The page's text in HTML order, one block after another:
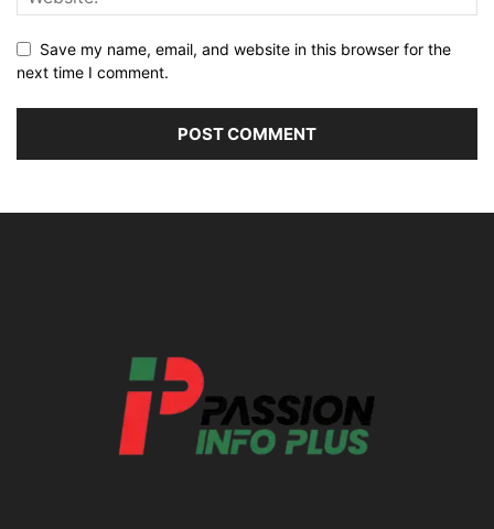
Save my name, email, and website in this browser for the
next time I comment.